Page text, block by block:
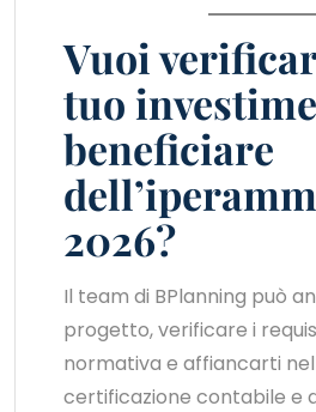
Vuoi
tuo
beneficiare
2026?
Il team di BPlanning può
progetto, verificare i
normativa e affiancarti
certificazione contabile e